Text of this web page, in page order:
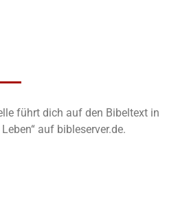
führt dich auf den Bibeltext in
auf bibleserver.de.